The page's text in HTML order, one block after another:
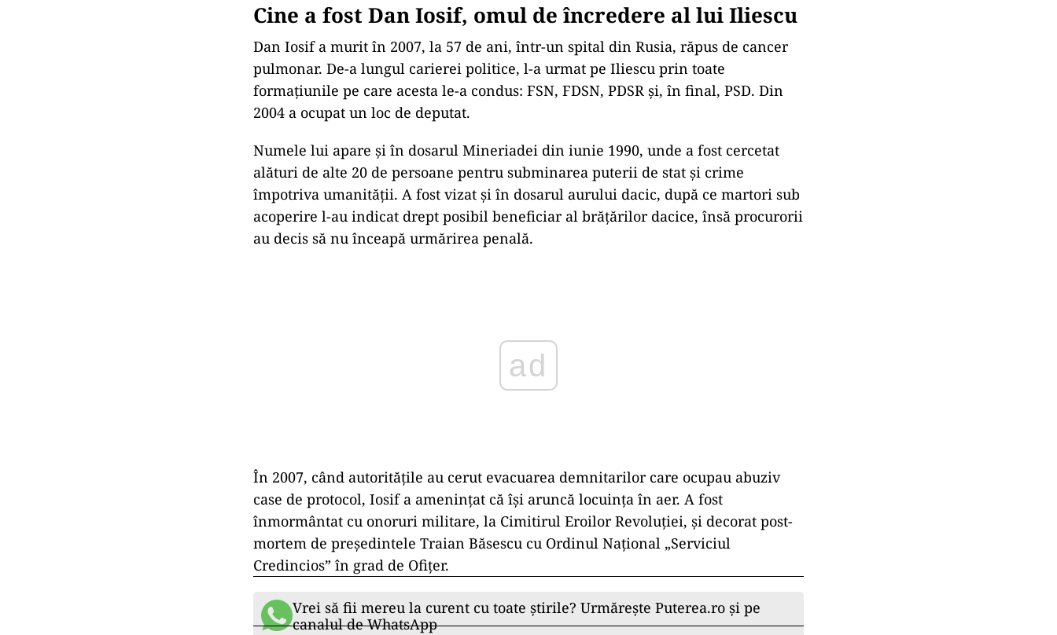
Cine a fost Dan Iosif, omul de încredere al lui Iliescu
Dan Iosif a murit în 2007, la 57 de ani, într-un spital din Rusia, răpus de cancer
pulmonar. De-a lungul carierei politice, l-a urmat pe Iliescu prin toate
formațiunile pe care acesta le-a condus: FSN, FDSN, PDSR și, în final, PSD. Din
2004 a ocupat un loc de deputat.
Numele lui apare și în dosarul Mineriadei din iunie 1990, unde a fost cercetat
alături de alte 20 de persoane pentru subminarea puterii de stat și crime
împotriva umanității. A fost vizat și în dosarul aurului dacic, după ce martori sub
acoperire l-au indicat drept posibil beneficiar al brățărilor dacice, însă procurorii
au decis să nu înceapă urmărirea penală.
ad
În 2007, când autoritățile au cerut evacuarea demnitarilor care ocupau abuziv
case de protocol, Iosif a amenințat că își aruncă locuința în aer. A fost
înmormântat cu onoruri militare, la Cimitirul Eroilor Revoluției, și decorat post-
mortem de președintele Traian Băsescu cu Ordinul Național „Serviciul
Credincios” în grad de Ofițer.
Vrei să fii mereu la curent cu toate știrile? Urmărește Puterea.ro și pe
canalul de WhatsApp